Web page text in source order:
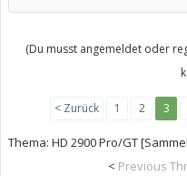
(Du musst angemeldet oder
< Zurück 1 2 3
Thema: HD 2900 Pro/GT
< Previous